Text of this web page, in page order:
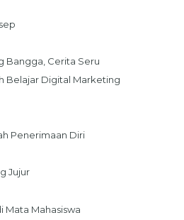
Bangga, Cerita Seru
Belajar Digital Marketing
Penerimaan Diri
Jujur
Mata Mahasiswa